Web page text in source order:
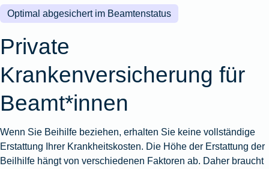
Produktübersicht
Zur
Optimal abgesichert im Beamtenstatus
Private
Krankenversicherung für
Beamt*innen
Wenn Sie Beihilfe beziehen, erhalten Sie keine vollständige
Erstattung Ihrer Krankheitskosten. Die Höhe der Erstattung der
Beilhilfe hängt von verschiedenen Faktoren ab. Daher braucht